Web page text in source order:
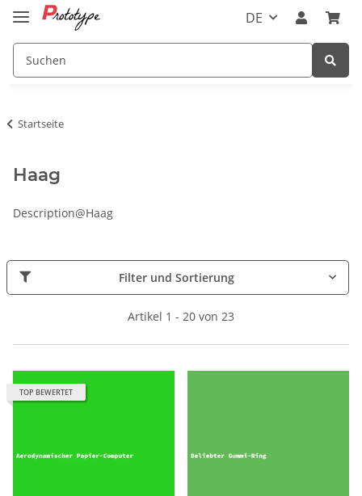
DE
Startseite
Haag
Description@Haag
Filter und Sortierung
Artikel 1 - 20 von 23
TOP BEWERTET